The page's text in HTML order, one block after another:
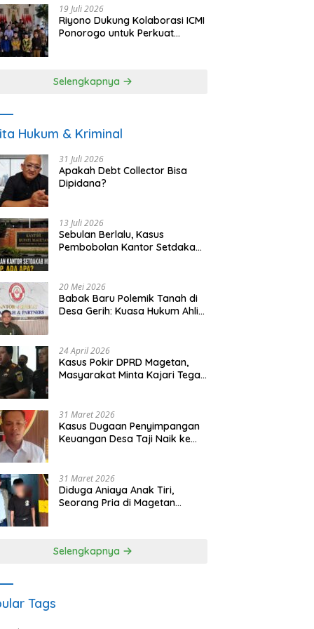
19 Juli 2026
Riyono Dukung Kolaborasi ICMI
Ponorogo untuk Perkuat
Selengkapnya
Hukum & Kriminal
31 Juli 2026
Apakah Debt Collector Bisa
Dipidana?
13 Juli 2026
Sebulan Berlalu, Kasus
Pembobolan Kantor Setdakab
20 Mei 2026
Babak Baru Polemik Tanah di
Desa Gerih: Kuasa Hukum Ahli
24 April 2026
Kasus Pokir DPRD Magetan,
Masyarakat Minta Kajari Tegak
31 Maret 2026
Kasus Dugaan Penyimpangan
Keuangan Desa Taji Naik ke
31 Maret 2026
Diduga Aniaya Anak Tiri,
Seorang Pria di Magetan
Selengkapnya
Tags